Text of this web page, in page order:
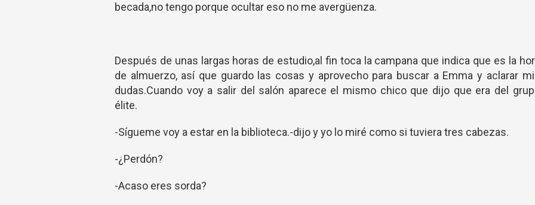
becada,no tengo porque ocultar eso no me avergüenza.
Después de unas largas horas de estudio,al fin toca la campana que indica que es la
de almuerzo, así que guardo las cosas y aprovecho para buscar a Emma y aclarar
dudas.Cuando voy a salir del salón aparece el mismo chico que dijo que era del
élite.
-Sígueme voy a estar en la biblioteca.-dijo y yo lo miré como si tuviera tres cabezas.
-¿Perdón?
-Acaso eres sorda?